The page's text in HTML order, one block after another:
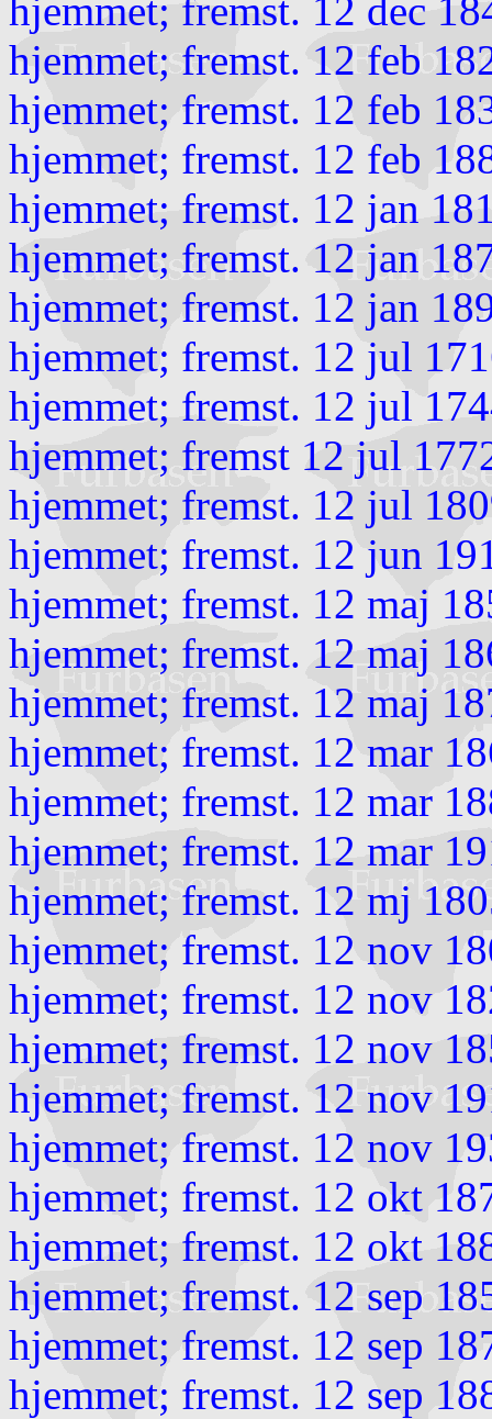
hjemmet; fremst. 12 dec
hjemmet; fremst. 12 feb
hjemmet; fremst. 12 feb
hjemmet; fremst. 12 feb
hjemmet; fremst. 12 jan
hjemmet; fremst. 12 jan
hjemmet; fremst. 12 jan
hjemmet; fremst. 12 jul
hjemmet; fremst. 12 jul
hjemmet; fremst 12 jul
hjemmet; fremst. 12 jul
hjemmet; fremst. 12 jun
hjemmet; fremst. 12 maj
hjemmet; fremst. 12 maj
hjemmet; fremst. 12 maj
hjemmet; fremst. 12 mar
hjemmet; fremst. 12 mar
hjemmet; fremst. 12 mar
hjemmet; fremst. 12 mj
hjemmet; fremst. 12 nov
hjemmet; fremst. 12 nov
hjemmet; fremst. 12 nov
hjemmet; fremst. 12 nov
hjemmet; fremst. 12 nov
hjemmet; fremst. 12 okt
hjemmet; fremst. 12 okt
hjemmet; fremst. 12 sep
hjemmet; fremst. 12 sep
hjemmet; fremst. 12 sep